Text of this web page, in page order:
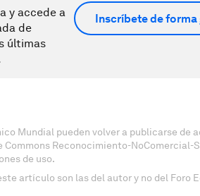
y accede a
de
últimas
Inscríbete de
Mundial pueden volver a publicarse de
Reconocimiento-NoComercial-
de uso.
artículo son las del autor y no del Foro